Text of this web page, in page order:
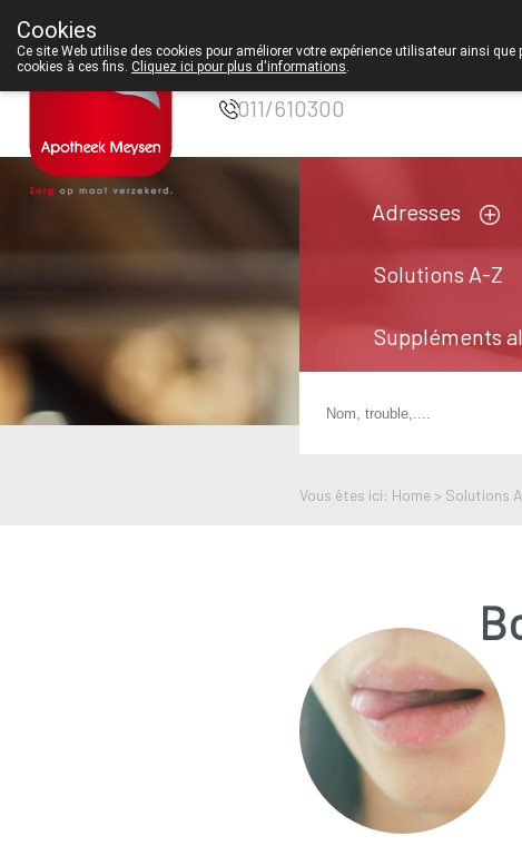
Pharmacie Meysen
SPRL
011/610300
Adresses
Solutions A-Z
Suppléments
Vous êtes ici: Home > Solutions
Cookies
Ce site Web utilise des cookies pour améliorer votre expérience utilisateur ainsi
cookies à ces fins. Cliquez ici pour plus d'informations.